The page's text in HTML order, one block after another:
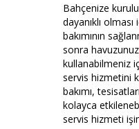
Bahçenize
dayanıklı
bakımının
sonra
kullanabilmeniz
servis hizmetini
bakımı,
kolayca
servis hizmeti